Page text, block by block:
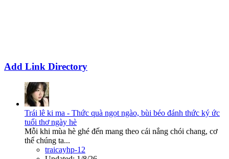
Add Link Directory
Trái lê ki ma - Thức quà ngọt ngào, bùi béo đánh thức ký ức
tuổi thơ ngày hè
Mỗi khi mùa hè ghé đến mang theo cái nắng chói chang, cơ
thể chúng ta...
traicayhp-12